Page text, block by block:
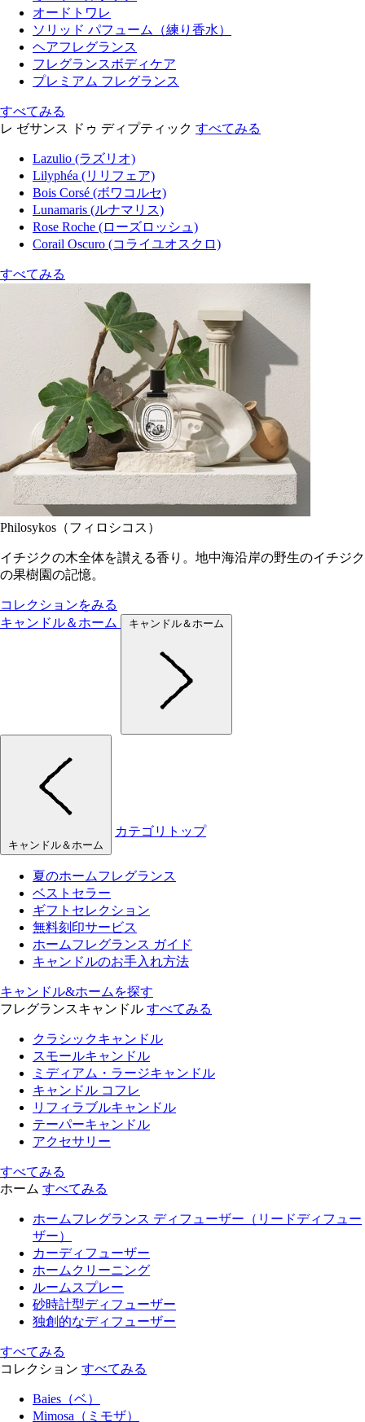
オードトワレ
ソリッド パフューム（練り香水）
ヘアフレグランス
フレグランスボディケア
プレミアム フレグランス
すべてみる
レ ゼサンス ドゥ ディプティック すべてみる
Lazulio (ラズリオ)
Lilyphéa (リリフェア)
Bois Corsé (ボワコルセ)
Lunamaris (ルナマリス)
Rose Roche (ローズロッシュ)
Corail Oscuro (コライユオスクロ)
すべてみる
Philosykos（フィロシコス）
イチジクの木全体を讃える香り。地中海沿岸の野生のイチジク
の果樹園の記憶。
コレクションをみる
キャンドル＆ホーム
キャンドル＆ホーム
キャンドル＆ホーム
カテゴリトップ
夏のホームフレグランス
ベストセラー
ギフトセレクション
無料刻印サービス
ホームフレグランス ガイド
キャンドルのお手入れ方法
キャンドル&ホームを探す
フレグランスキャンドル すべてみる
クラシックキャンドル
スモールキャンドル
ミディアム・ラージキャンドル
キャンドル コフレ
リフィラブルキャンドル
テーパーキャンドル
アクセサリー
すべてみる
ホーム すべてみる
ホームフレグランス ディフューザー（リードディフュー
ザー）
カーディフューザー
ホームクリーニング
ルームスプレー
砂時計型ディフューザー
独創的なディフューザー
すべてみる
コレクション すべてみる
Baies（ベ）
Mimosa（ミモザ）